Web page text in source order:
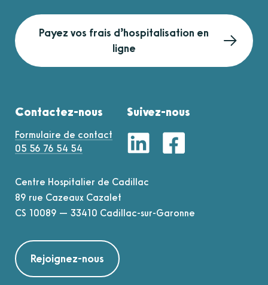
Payez vos frais d’hospitalisation en
ligne
Contactez-nous
Formulaire de contact
05 56 76 54 54
Suivez-nous
Centre Hospitalier de Cadillac
89 rue Cazeaux Cazalet
CS 10089 — 33410 Cadillac-sur-Garonne
Rejoignez-nous